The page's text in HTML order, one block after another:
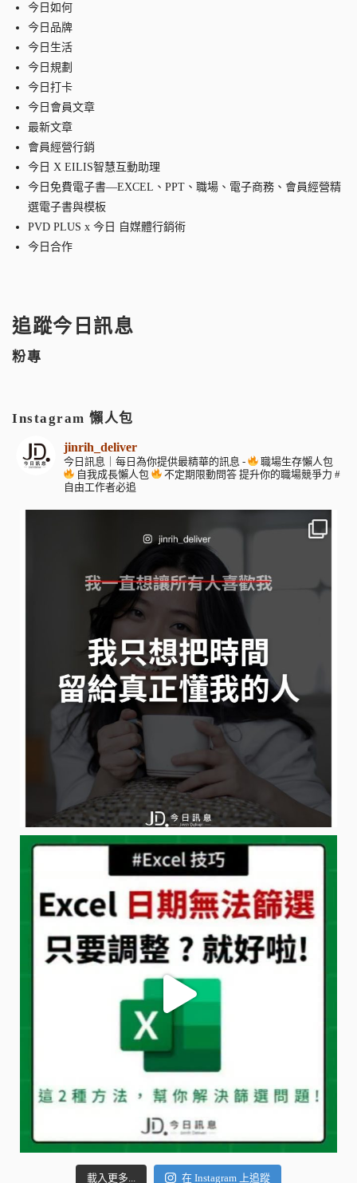
今日如何
今日品牌
今日生活
今日規劃
今日打卡
今日會員文章
最新文章
會員經營行銷
今日 X EILIS智慧互動助理
今日免費電子書—EXCEL、PPT、職場、電子商務、會員經營精
選電子書與模板
PVD PLUS x 今日 自媒體行銷術
今日合作
追蹤今日訊息
粉專
Instagram 懶人包
jinrih_deliver
今日訊息｜每日為你提供最精華的訊息 -
職場生存懶人包
自我成長懶人包
不定期限動問答 提升你的職場競爭力 #
自由工作者必追
載入更多... 在 Instagram 上追蹤